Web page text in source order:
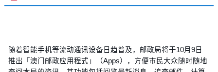
随着智能手机等流动通讯设备日趋普及，邮政局将于10月9日
推出「澳门邮政应用程式」（Apps），方便市民大众随时随地